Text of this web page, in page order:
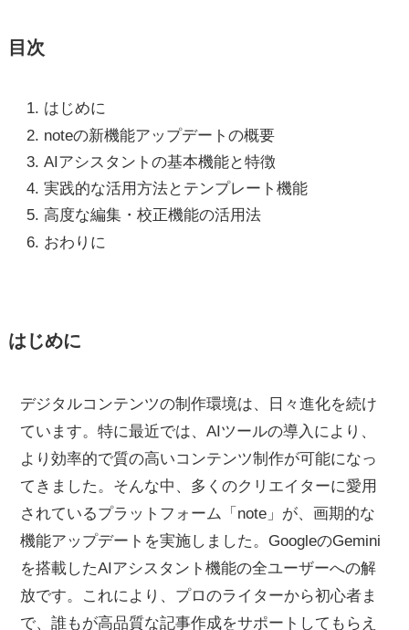
目次
はじめに
noteの新機能アップデートの概要
AIアシスタントの基本機能と特徴
実践的な活用方法とテンプレート機能
高度な編集・校正機能の活用法
おわりに
はじめに
デジタルコンテンツの制作環境は、日々進化を続け
ています。特に最近では、AIツールの導入により、
より効率的で質の高いコンテンツ制作が可能になっ
てきました。そんな中、多くのクリエイターに愛用
されているプラットフォーム「note」が、画期的な
機能アップデートを実施しました。GoogleのGemini
を搭載したAIアシスタント機能の全ユーザーへの解
放です。これにより、プロのライターから初心者ま
で、誰もが高品質な記事作成をサポートしてもらえ